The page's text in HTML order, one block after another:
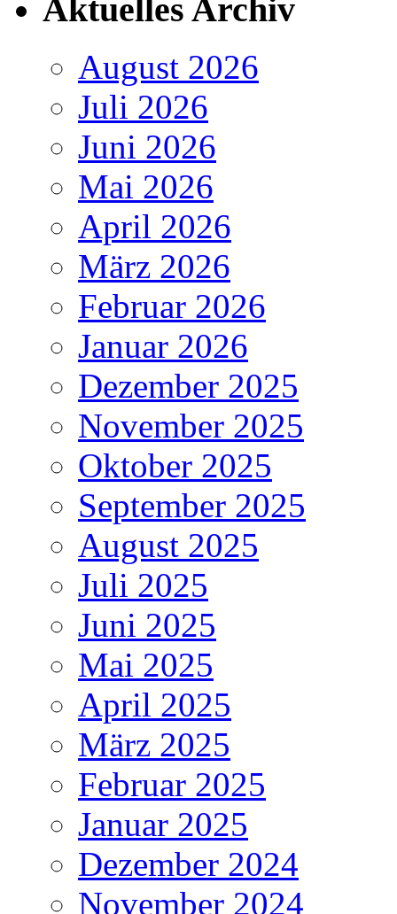
Aktuelles Archiv
August 2026
Juli 2026
Juni 2026
Mai 2026
April 2026
März 2026
Februar 2026
Januar 2026
Dezember 2025
November 2025
Oktober 2025
September 2025
August 2025
Juli 2025
Juni 2025
Mai 2025
April 2025
März 2025
Februar 2025
Januar 2025
Dezember 2024
November 2024